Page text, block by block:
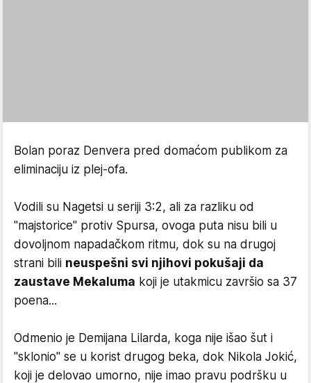
Bolan poraz Denvera pred domaćom publikom za
eliminaciju iz plej-ofa.
Vodili su Nagetsi u seriji 3:2, ali za razliku od
"majstorice" protiv Spursa, ovoga puta nisu bili u
dovoljnom napadačkom ritmu, dok su na drugoj
strani bili neuspešni svi njihovi pokušaji da
zaustave Mekaluma koji je utakmicu završio sa 37
poena...
Odmenio je Demijana Lilarda, koga nije išao šut i
"sklonio" se u korist drugog beka, dok Nikola Jokić,
koji je delovao umorno, nije imao pravu podršku u